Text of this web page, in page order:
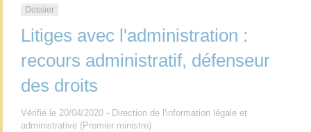
Dossier
Litiges avec l'administration :
recours administratif, défenseur
des droits
Vérifié le 20/04/2020 - Direction de l'information légale et
administrative (Premier ministre)